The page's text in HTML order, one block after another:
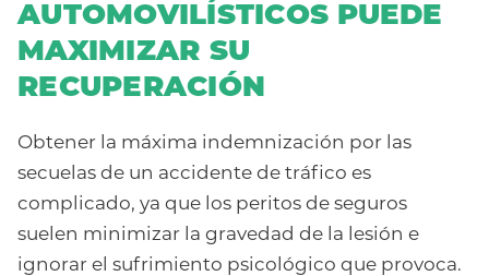
AUTOMOVILÍSTICOS PUEDE
MAXIMIZAR SU
RECUPERACIÓN
Obtener la máxima indemnización por las
secuelas de un accidente de tráfico es
complicado, ya que los peritos de seguros
suelen minimizar la gravedad de la lesión e
ignorar el sufrimiento psicológico que provoca.